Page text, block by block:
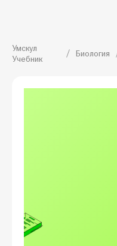
Умскул
Учебник
Биология